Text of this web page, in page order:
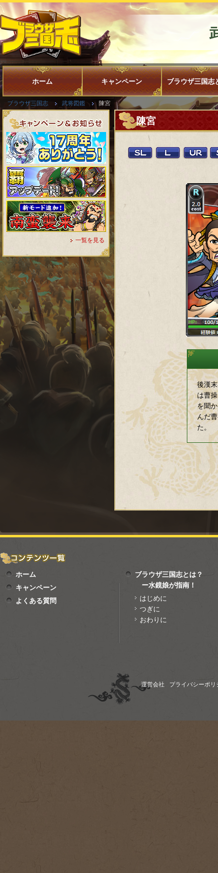
ホーム キャンペーン ブラウザ三国志
ブラウザ三国志 武将図鑑 陳宮
一覧を見る
陳宮
後漢
は曹
を聞
んだ
た。
ホーム
キャンペーン
よくある質問
ブラウザ三国志とは？
ー水鏡娘が指南！
はじめに
つぎに
おわりに
運営会社 プライバシーポリ